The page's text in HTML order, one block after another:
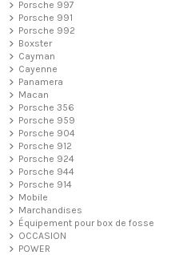
Porsche 997
Porsche 991
Porsche 992
Boxster
Cayman
Cayenne
Panamera
Macan
Porsche 356
Porsche 959
Porsche 904
Porsche 912
Porsche 924
Porsche 944
Porsche 914
Mobile
Marchandises
Équipement pour box de fosse
OCCASION
POWER